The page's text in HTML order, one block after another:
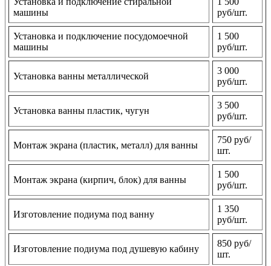
машины
руб/шт.
Установка и подключение посудомоечной
машины
1 500
руб/шт.
Установка ванны металлической
3 000
руб/шт.
Установка ванны пластик, чугун
3 500
руб/шт.
Монтаж экрана (пластик, металл) для ванны
750 руб/
шт.
Монтаж экрана (кирпич, блок) для ванны
1 500
руб/шт.
Изготовление подиума под ванну
1 350
руб/шт.
Изготовление подиума под душевую кабину
850 руб/
шт.